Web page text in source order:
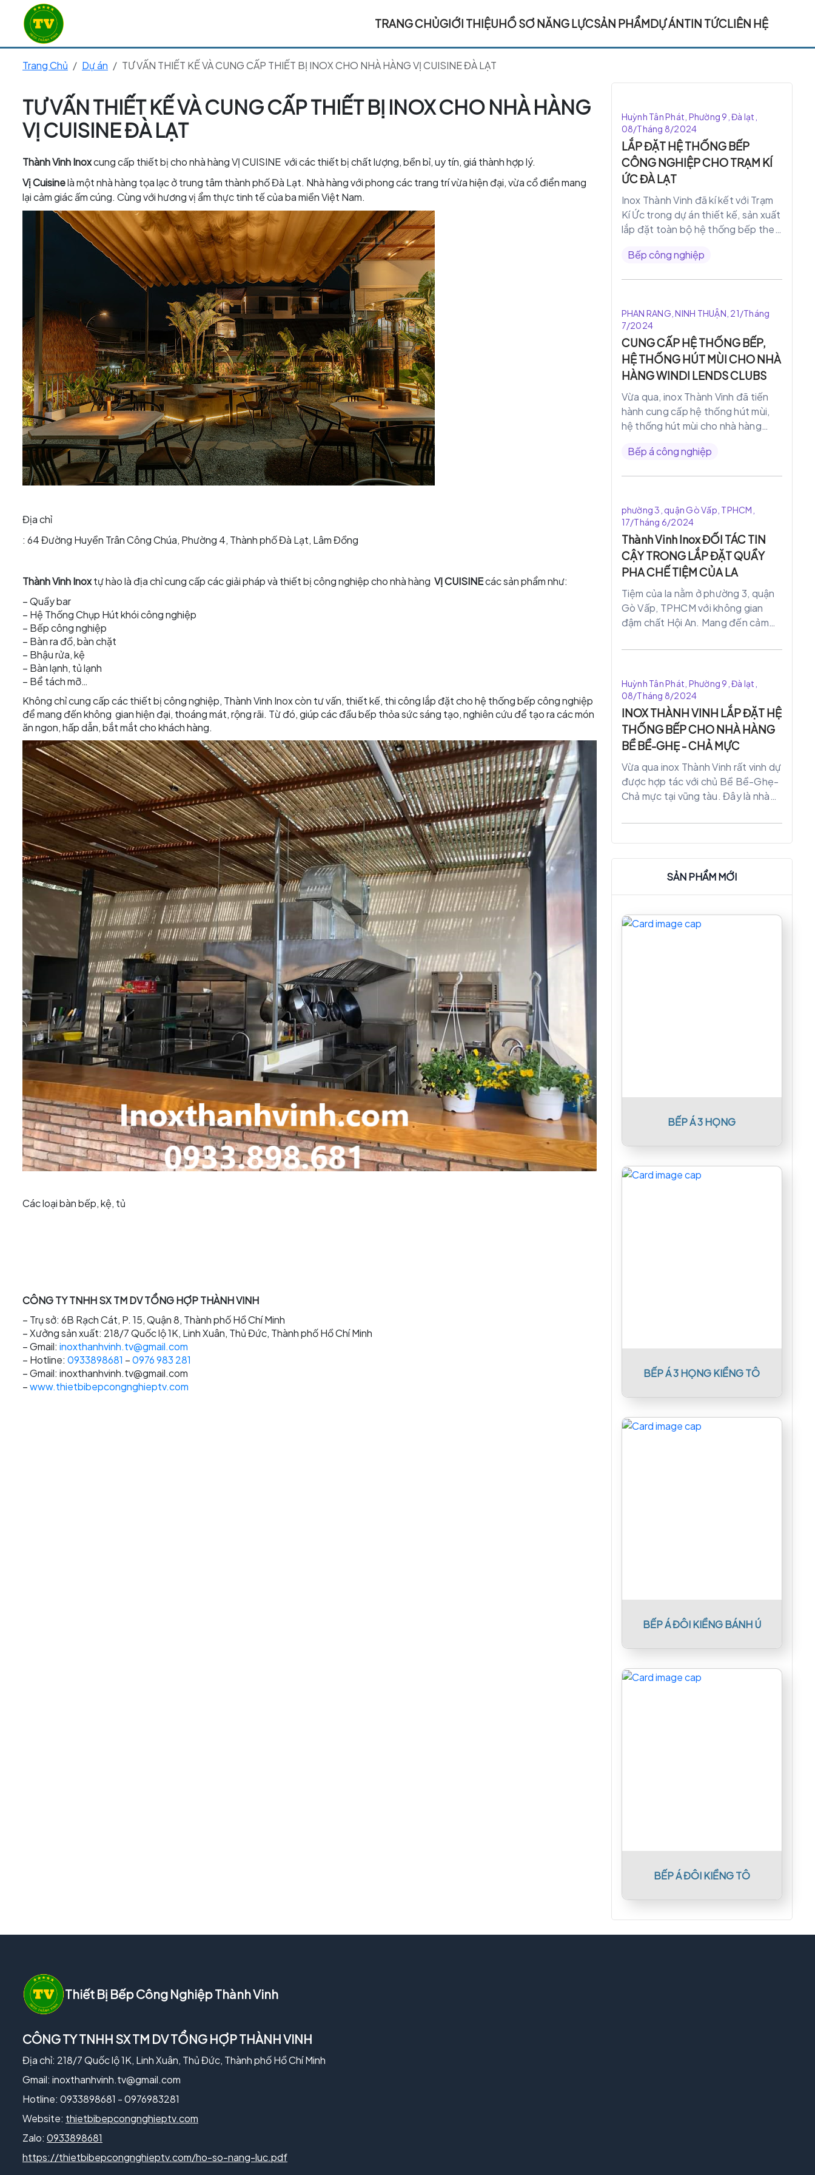
TRANG CHỦGIỚI THIỆUHỒ SƠ NĂNG LỰCSẢN PHẨMDỰ ÁNTIN TỨCLIÊN HỆ
Trang Chủ Dự án TƯ VẤN THIẾT KẾ VÀ CUNG CẤP THIẾT BỊ INOX CHO NHÀ HÀNG VỊ CUISINE ĐÀ LẠT
TƯ VẤN THIẾT KẾ VÀ CUNG CẤP THIẾT BỊ INOX CHO NHÀ HÀNG
VỊ CUISINE ĐÀ LẠT
Thành Vinh Inoxcung cấp thiết bị cho nhà hàng VỊ CUISINE với các thiết bị chất lượng, bền bỉ, uy tín, giá thành hợp lý.
Vị Cuisinelà một nhà hàng tọa lạc ở trung tâm thành phố Đà Lạt. Nhà hàng với phong các trang trí vừa hiện đại, vừa cổ điển mang
lại cảm giác ấm cúng. Cùng với hương vị ẩm thực tinh tế của ba miền Việt Nam.
Địa chỉ
: 64 Đường Huyền Trân Công Chúa, Phường 4, Thành phố Đà Lạt, Lâm Đồng
Thành Vinh Inoxtự hào là địa chỉ cung cấp các giải pháp và thiết bị công nghiệp cho nhà hàng VỊ CUISINEcác sản phẩm như:
– Quầy bar
– Hệ Thống Chụp Hút khói công nghiệp
– Bếp công nghiệp
– Bàn ra đồ, bàn chặt
– Bhậu rửa, kệ
– Bàn lạnh, tủ lạnh
– Bể tách mỡ…
Không chỉ cung cấp các thiết bị công nghiệp, Thành Vinh Inox còn tư vấn, thiết kế, thi công lắp đặt cho hệ thống bếp công nghiệp
để mang đến không gian hiện đại, thoáng mát, rộng rãi. Từ đó, giúp các đầu bếp thỏa sức sáng tạo, nghiên cứu để tạo ra các món
ăn ngon, hấp dẫn, bắt mắt cho khách hàng.
Các loại bàn bếp, kệ, tủ
CÔNG TY TNHH SX TM DV TỔNG HỢP THÀNH VINH
– Trụ sở: 6B Rạch Cát, P. 15, Quận 8, Thành phố Hồ Chí Minh
– Xưởng sản xuất: 218/7 Quốc lộ 1K, Linh Xuân, Thủ Đức, Thành phố Hồ Chí Minh
– Gmail: inoxthanhvinh.tv@gmail.com
– Hotline: 0933898681 –0976 983 281
– Gmail: inoxthanhvinh.tv@gmail.com
–www.thietbibepcongnghieptv.com
Huỳnh Tân Phát, Phường 9, Đà lạt,
08/Tháng 8/2024
LẮP ĐẶT HỆ THỐNG BẾP
CÔNG NGHIỆP CHO TRẠM KÍ
ỨC ĐÀ LẠT
Inox Thành Vinh đã kí kết với Trạm
Kí Ức trong dự án thiết kế, sản xuất
lắp đặt toàn bộ hệ thống bếp theo
công nghiệp
Bếp công nghiệp
PHAN RANG, NINH THUẬN, 21/Tháng
7/2024
CUNG CẤP HỆ THỐNG BẾP,
HỆ THỐNG HÚT MÙI CHO NHÀ
HÀNG WINDI LENDS CLUBS
Vừa qua, inox Thành Vinh đã tiến
hành cung cấp hệ thống hút mùi,
hệ thống hút mùi cho nhà hàng
trình lắp đặt chúng tôi đã
Bếp á công nghiệp
phường 3, quận Gò Vấp, TPHCM,
17/Tháng 6/2024
Thành Vinh Inox ĐỐI TÁC TIN
CẬY TRONG LẮP ĐẶT QUẦY
PHA CHẾ TIỆM CỦA LA
Tiệm của la nằm ở phường 3, quận
Gò Vấp, TPHCM với không gian
đậm chất Hội An. Mang đến cảm
nhẹ nhàng với không gian tầng 3.
viên , góc ngã 6 giao lộ ồn ào náo
nhiệt bên ngoài. Ta tìm thấy sự
bình yên nơi Sài Gòn ồn ào náo
nhiệt với không gian ngoài trời mát
mẻ. Giúp bạn quên đi sự bộn bề
trong cuộc sống hằng ngày.
Huỳnh Tân Phát, Phường 9, Đà lạt,
08/Tháng 8/2024
INOX THÀNH VINH LẮP ĐẶT HỆ
THỐNG BẾP CHO NHÀ HÀNG
BỀ BỀ-GHẸ - CHẢ MỰC
Vừa qua inox Thành Vinh rất vinh dự
được hợp tác với chủ Bề Bề-Ghẹ-
Chả mực tại vũng tàu. Đây là nhà
khách hàng muốn kì vọng chất
chuẩn ,hiện đại và hiệu quả là then
chốt nhằm đảm bảo chất lượng
món ăn nơi đây.
SẢN PHẨM MỚI
BẾP Á 3 HỌNG
BẾP Á 3 HỌNG KIỀNG TÔ
BẾP Á ĐÔI KIỀNG BÁNH Ú
BẾP Á ĐÔI KIỀNG TÔ
Thiết Bị Bếp Công Nghiệp Thành Vinh
CÔNG TY TNHH SX TM DV TỔNG HỢP THÀNH VINH
Địa chỉ: 218/7 Quốc lộ 1K, Linh Xuân, Thủ Đức, Thành phố Hồ Chí Minh
Gmail: inoxthanhvinh.tv@gmail.com
Hotline: 0933898681 - 0976983281
Website: thietbibepcongnghieptv.com
Zalo: 0933898681
https://thietbibepcongnghieptv.com/ho-so-nang-luc.pdf